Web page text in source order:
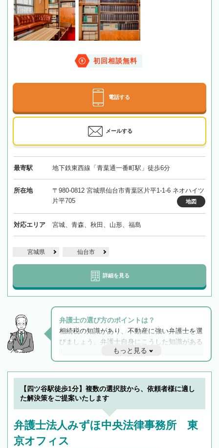
初回相談無料
電話する
メールする
最寄駅 地下鉄東西線「青葉通一番町駅」徒歩6分
所在地
〒980-0812 宮城県仙台市青葉区片平1-1-6 ネオハイツ
片平705
地図
対応エリア 宮城、青森、秋田、山形、福島
宮城県 仙台市
詳細を見る
弁護士の選び方のポイントは？
相続税の知識があり、不動産に強い弁護士を選
びましょう。弁護士自身にこうした知識がある
と他士業との連携もスムーズに進み、トラブル
解決のみならず相続をトータルで任せることが
できます。また、相続は感情がからむ分野なの
でフィーリングも重要です。実際に電話や面談
で複数の弁護士と会話をしてウマが合う方に依
もっと見る
【四ツ谷駅徒歩1分】複数の選択肢から、依頼者様に適し
た解決策をご提案いたします
弁護士法人みずほ中央法律事務所 東
京オフィス